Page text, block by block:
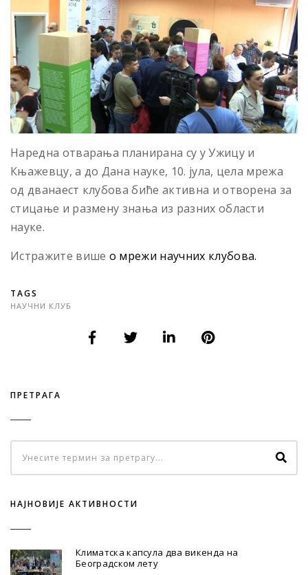
Наредна отварања планирана су у Ужицу и
Књажевцу, а до Дана науке, 10. јула, цела мрежа
од дванаест клубова биће активна и отворена за
стицање и размену знања из разних области
науке.
Истражите више о мрежи научних клубова.
TAGS
НАУЧНИ КЛУБ
ПРЕТРАГА
НАЈНОВИЈЕ АКТИВНОСТИ
Климатска капсула два викенда на
Београдском лету